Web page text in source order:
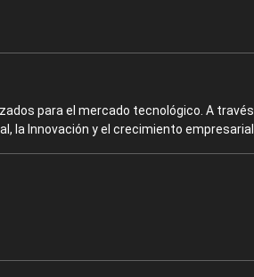
para el mercado tecnológico. A
la Innovación y el crecimiento